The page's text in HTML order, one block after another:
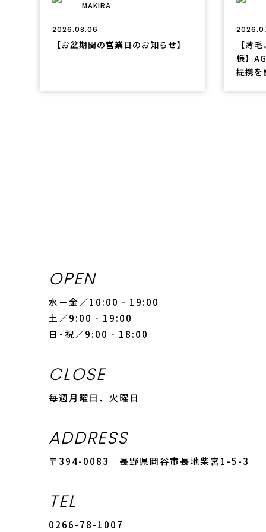
MAKIRA
2026.08.06
【お盆期間の営業日のお知らせ】
【薄
様】
提携を
OPEN
水－金／10:00 - 19:00
土／9:00 - 19:00
日･祝／9:00 - 18:00
CLOSE
毎週月曜日、火曜日
ADDRESS
〒394-0083 長野県岡谷市長地柴宮1-5-3
TEL
0266-78-1007